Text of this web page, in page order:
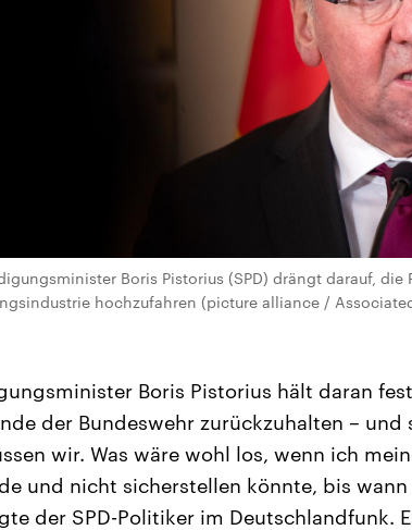
Boris Pistorius (SPD) drängt darauf,
hochzufahren (picture alliance /
Boris Pistorius hält daran
der Bundeswehr zurückzuhalten – und
wir. Was wäre wohl los, wenn ich
und nicht sicherstellen könnte, bis
der SPD-Politiker im Deutschlandfunk.